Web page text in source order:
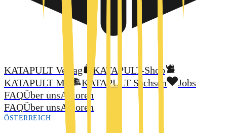
KATAPULT Verlag
KATAPULT-Shop
KATAPULT MV
KATAPULT Sachsen
Jobs
FAQÜber unsAutoren
FAQÜber unsAutoren
ÖSTERREICH